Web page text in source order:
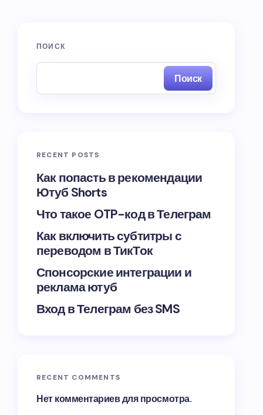
ПОИСК
Поиск
RECENT POSTS
Как попасть в рекомендации
Ютуб Shorts
Что такое OTP-код в Телеграм
Как включить субтитры с
переводом в ТикТок
Спонсорские интеграции и
реклама ютуб
Вход в Телеграм без SMS
RECENT COMMENTS
Нет комментариев для просмотра.